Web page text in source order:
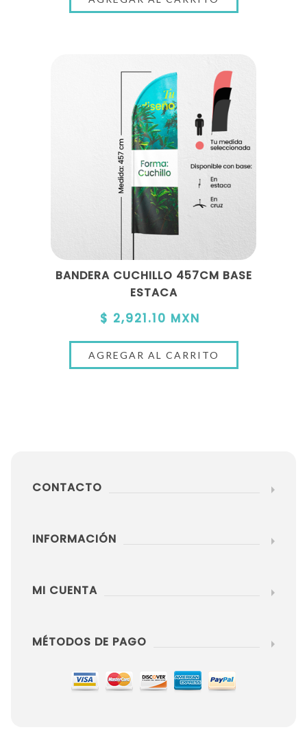
BANDERA CUCHILLO 457CM BASE
ESTACA
$ 2,921.10 MXN
CONTACTO
INFORMACIÓN
MI CUENTA
MÉTODOS DE PAGO